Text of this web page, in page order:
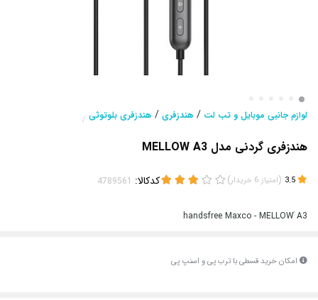
لوازم جانبی موبایل و تب لت / هندزفری / هندزفری بلوتوثی /
هندزفری گردنی مدل MELLOW A3
(امتیاز 6 خریدار) کدکالا:
handsfree Maxco - MELLOWَ A3
امکان خرید قسطی با ترب پی و اسنپ پی